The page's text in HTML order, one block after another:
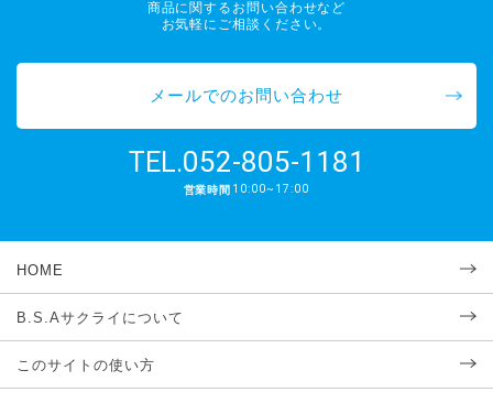
商品に関するお問い合わせなど
お気軽にご相談ください。
メールでのお問い合わせ
TEL.052-805-1181
営業時間 10:00~17:00
HOME
B.S.Aサクライについて
このサイトの使い方